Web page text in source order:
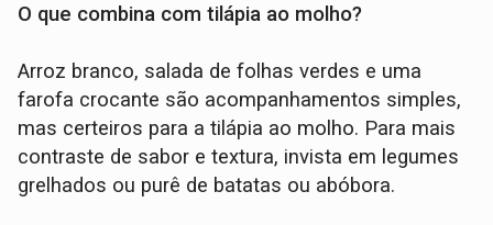
O que combina com tilápia ao molho?
Arroz branco, salada de folhas verdes e uma
farofa crocante são acompanhamentos simples,
mas certeiros para a tilápia ao molho. Para mais
contraste de sabor e textura, invista em legumes
grelhados ou purê de batatas ou abóbora.